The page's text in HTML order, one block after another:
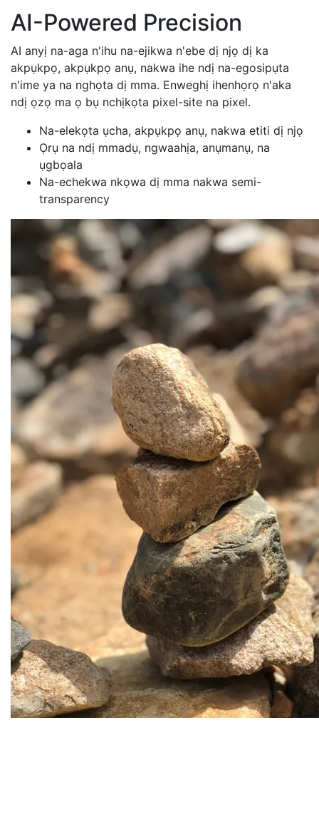
AI-Powered Precision
AI anyị na-aga n'ihu na-ejikwa n'ebe dị njọ dị ka
akpụkpọ, akpụkpọ anụ, nakwa ihe ndị na-egosipụta
n'ime ya na nghọta dị mma. Enweghị ihenhọrọ n'aka
ndị ọzọ ma ọ bụ nchịkọta pixel-site na pixel.
Na-elekọta ụcha, akpụkpọ anụ, nakwa etiti dị njọ
Ọrụ na ndị mmadụ, ngwaahịa, anụmanụ, na
ụgbọala
Na-echekwa nkọwa dị mma nakwa semi-
transparency